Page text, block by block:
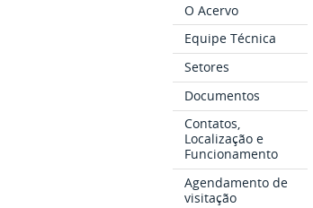
O Acervo
Equipe Técnica
Setores
Documentos
Contatos,
Localização e
Funcionamento
Agendamento de
visitação